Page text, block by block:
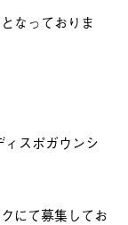
なっておりま
スポガウンシ
にて募集してお